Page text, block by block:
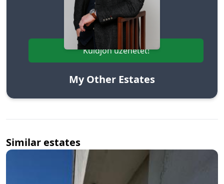
Cselényi Attila
+36203179434
Küldjön üzenetet!
My Other Estates
Similar estates